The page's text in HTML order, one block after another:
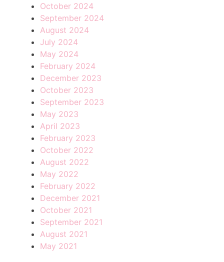
October 2024
September 2024
August 2024
July 2024
May 2024
February 2024
December 2023
October 2023
September 2023
May 2023
April 2023
February 2023
October 2022
August 2022
May 2022
February 2022
December 2021
October 2021
September 2021
August 2021
May 2021